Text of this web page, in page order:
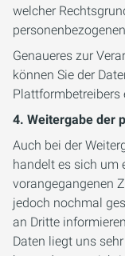
welcher
Genaueres zur
können Sie der
Plattformbetreibers
4. Weitergabe der
Auch bei der
handelt es sich um
vorangegangenen
jedoch nochmal
an Dritte
Daten liegt uns